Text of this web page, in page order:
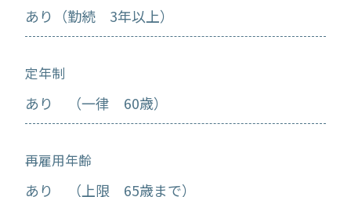
あり（勤続 3年以上）
定年制
あり （一律 60歳）
再雇用年齢
あり （上限 65歳まで）